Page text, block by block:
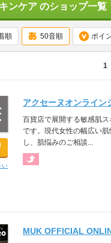
ンケア のショップ一覧
順 50音順 ポイ
1
い
アクセーヌオンライン
百貨店で展開する敏感肌
です。現代女性の幅広い
し、肌悩みのご相談...
MUK OFFICIAL